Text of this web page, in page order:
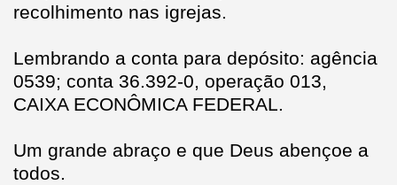
recolhimento nas igrejas.
Lembrando a conta para depósito: agência
0539; conta 36.392-0, operação 013,
CAIXA ECONÔMICA FEDERAL.
Um grande abraço e que Deus abençoe a
todos.